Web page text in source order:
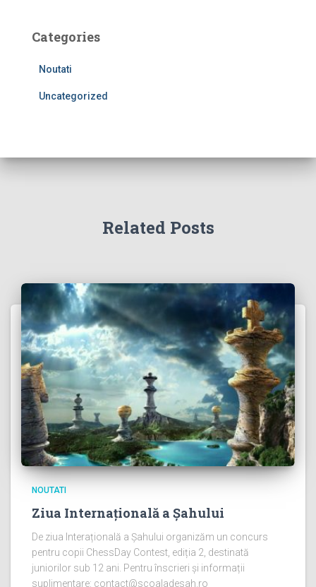
Categories
Noutati
Uncategorized
Related Posts
NOUTATI
Ziua Internațională a Șahului
De ziua Interațională a Șahului organizăm un concurs
pentru copii ChessDay Contest, ediția 2, destinată
juniorilor sub 12 ani. Pentru înscrieri și informații
suplimentare: contact@scoaladesah.ro